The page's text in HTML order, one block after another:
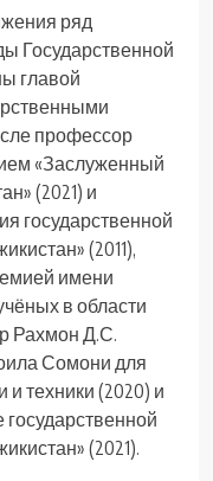
ряд
Государственной
главой
профессор
«Заслуженный
(2021) и
государственной
(2011),
имени
в области
Рахмон Д.С.
Сомони для
техники (2020) и
(2021).